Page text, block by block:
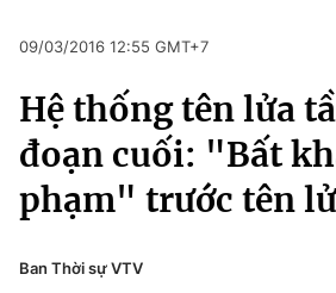
Chính trị
Xã hội
Pháp luật
Pháp luật
Thể thao
Truyền hình
Văn hóa - Giải trí
Y tế
Công nghệ
09/03/2016 12:55 GMT+7
Hệ thống tên lửa
đoạn cuối: "Bất
phạm" trước tên
Ban Thời sự VTV